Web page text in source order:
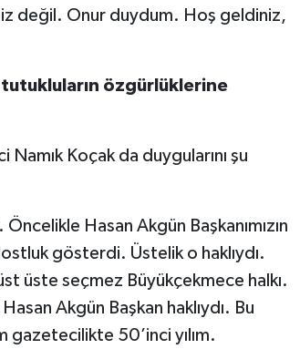
değil. Onur duydum. Hoş geldiniz,
özgürlüklerine
Koçak da duygularını şu
Hasan Akgün Başkanımızın
gösterdi. Üstelik o haklıydı.
üste seçmez Büyükçekmece halkı.
Akgün Başkan haklıydı. Bu
gazetecilikte 50’inci yılım.